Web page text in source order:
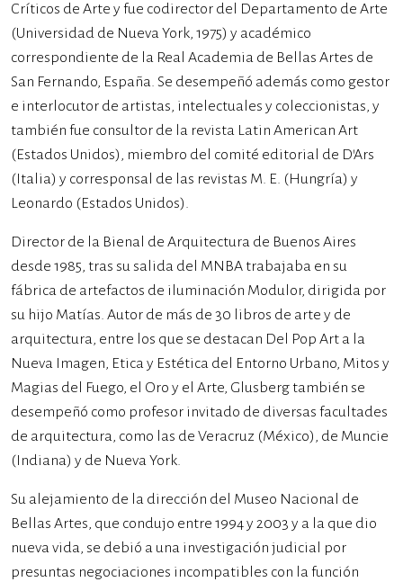
Críticos de Arte y fue codirector del Departamento de Arte
(Universidad de Nueva York, 1975) y académico
correspondiente de la Real Academia de Bellas Artes de
San Fernando, España. Se desempeñó además como gestor
e interlocutor de artistas, intelectuales y coleccionistas, y
también fue consultor de la revista Latin American Art
(Estados Unidos), miembro del comité editorial de D’Ars
(Italia) y corresponsal de las revistas M. E. (Hungría) y
Leonardo (Estados Unidos).
Director de la Bienal de Arquitectura de Buenos Aires
desde 1985, tras su salida del MNBA trabajaba en su
fábrica de artefactos de iluminación Modulor, dirigida por
su hijo Matías. Autor de más de 30 libros de arte y de
arquitectura, entre los que se destacan Del Pop Art a la
Nueva Imagen, Etica y Estética del Entorno Urbano, Mitos y
Magias del Fuego, el Oro y el Arte, Glusberg también se
desempeñó como profesor invitado de diversas facultades
de arquitectura, como las de Veracruz (México), de Muncie
(Indiana) y de Nueva York.
Su alejamiento de la dirección del Museo Nacional de
Bellas Artes, que condujo entre 1994 y 2003 y a la que dio
nueva vida, se debió a una investigación judicial por
presuntas negociaciones incompatibles con la función